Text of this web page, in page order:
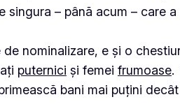
– până acum – care
nominalizare, e și o
puternici și femei frumoase.
bani mai puțini